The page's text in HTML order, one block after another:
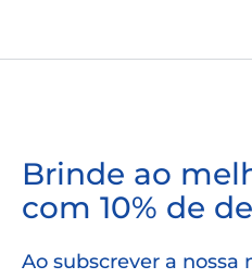
Brinde ao
com 10% de
Ao subscrever a